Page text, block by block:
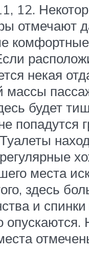
12.
отмечают
некая
массы
будет
попадутся
места
здесь
и спинки
опускаются.